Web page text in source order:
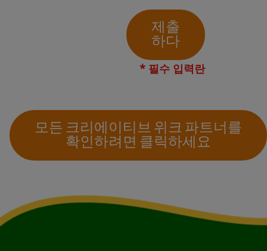
제출
하다
* 필수 입력란
모든 크리에이티브 위크 파트너를
확인하려면 클릭하세요